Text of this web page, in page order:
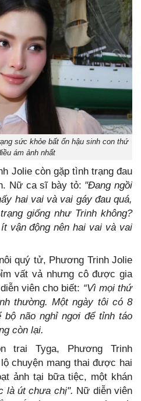
sức khỏe bất ổn hậu sinh con thứ
ám ảnh nhất
Jolie còn gặp tình trạng đau
Nữ ca sĩ bày tỏ: "Đang ngồi
hai vai và vai gáy đau quá,
giống như Trinh không?
vận động nên hai vai và vai
quý tử, Phương Trinh Jolie
vất vả nhưng cô được gia
viên cho biết: “Vì mọi thứ
thường. Một ngày tôi có 8
bộ não nghỉ ngơi để tỉnh táo
còn lại.
trai Tyga, Phương Trinh
chuyện mang thai được hai
ảnh tại bữa tiệc, một khán
là út chưa chị". Nữ diễn viên